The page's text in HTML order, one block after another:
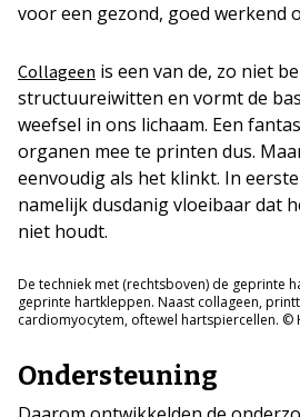
voor een gezond, goed werkend
Collageen is een van de, zo niet
structuureiwitten en vormt de
weefsel in ons lichaam. Een
organen mee te printen dus.
eenvoudig als het klinkt. In
namelijk dusdanig vloeibaar dat
niet houdt.
De techniek met (rechtsboven) de geprinte
geprinte hartkleppen. Naast collageen,
cardiomyocytem, oftewel hartspiercellen. ©
Ondersteuning